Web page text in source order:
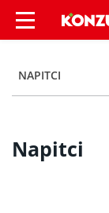
NAPITCI
Napitci